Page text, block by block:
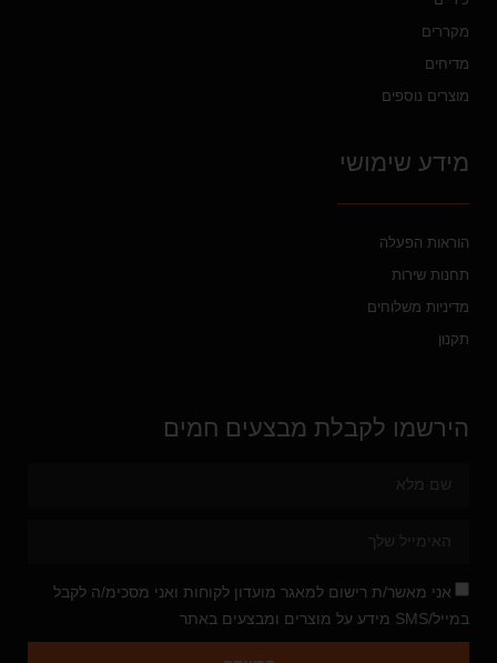
מקררים
מדיחים
מוצרים נוספים
מידע שימושי
הוראות הפעלה
תחנות שירות
מדיניות משלוחים
תקנון
הירשמו לקבלת מבצעים חמים
אני מאשר/ת רישום למאגר מועדון לקוחות ואני מסכימ/ה לקבל
במייל/SMS מידע על מוצרים ומבצעים באתר